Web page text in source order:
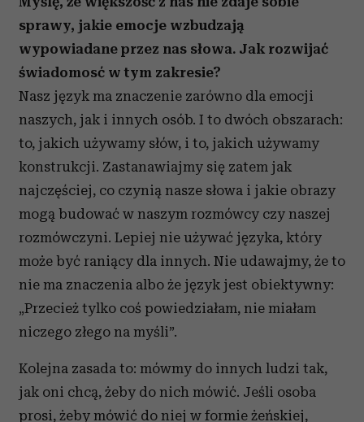
sprawy, jakie emocje wzbudzają
wypowiadane przez nas słowa. Jak rozwijać
świadomosć w tym zakresie?
Nasz język ma znaczenie zarówno dla emocji
naszych, jak i innych osób. I to dwóch obszarach:
to, jakich używamy słów, i to, jakich używamy
konstrukcji. Zastanawiajmy się zatem jak
najczęściej, co czynią nasze słowa i jakie obrazy
mogą budować w naszym rozmówcy czy naszej
rozmówczyni. Lepiej nie używać języka, który
może być raniący dla innych. Nie udawajmy, że to
nie ma znaczenia albo że język jest obiektywny:
„Przecież tylko coś powiedziałam, nie miałam
niczego złego na myśli”.
Kolejna zasada to: mówmy do innych ludzi tak,
jak oni chcą, żeby do nich mówić. Jeśli osoba
prosi, żeby mówić do niej w formie żeńskiej,